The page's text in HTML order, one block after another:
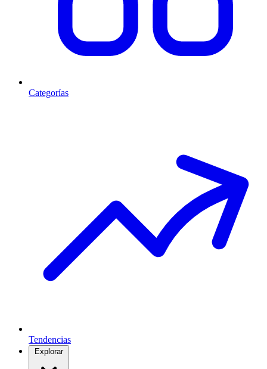
Categorías
Tendencias
Explorar